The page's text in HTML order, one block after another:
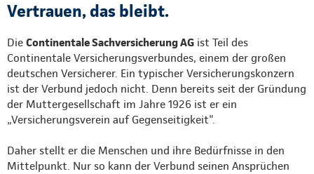
Vertrauen, das bleibt.
Die Continentale Sachversicherung AG ist Teil des
Continentale Versicherungsverbundes, einem der großen
deutschen Versicherer. Ein typischer Versicherungskonzern
ist der Verbund jedoch nicht. Denn bereits seit der Gründung
der Muttergesellschaft im Jahre 1926 ist er ein
„Versicherungsverein auf Gegenseitigkeit".
Daher stellt er die Menschen und ihre Bedürfnisse in den
Mittelpunkt. Nur so kann der Verbund seinen Ansprüchen